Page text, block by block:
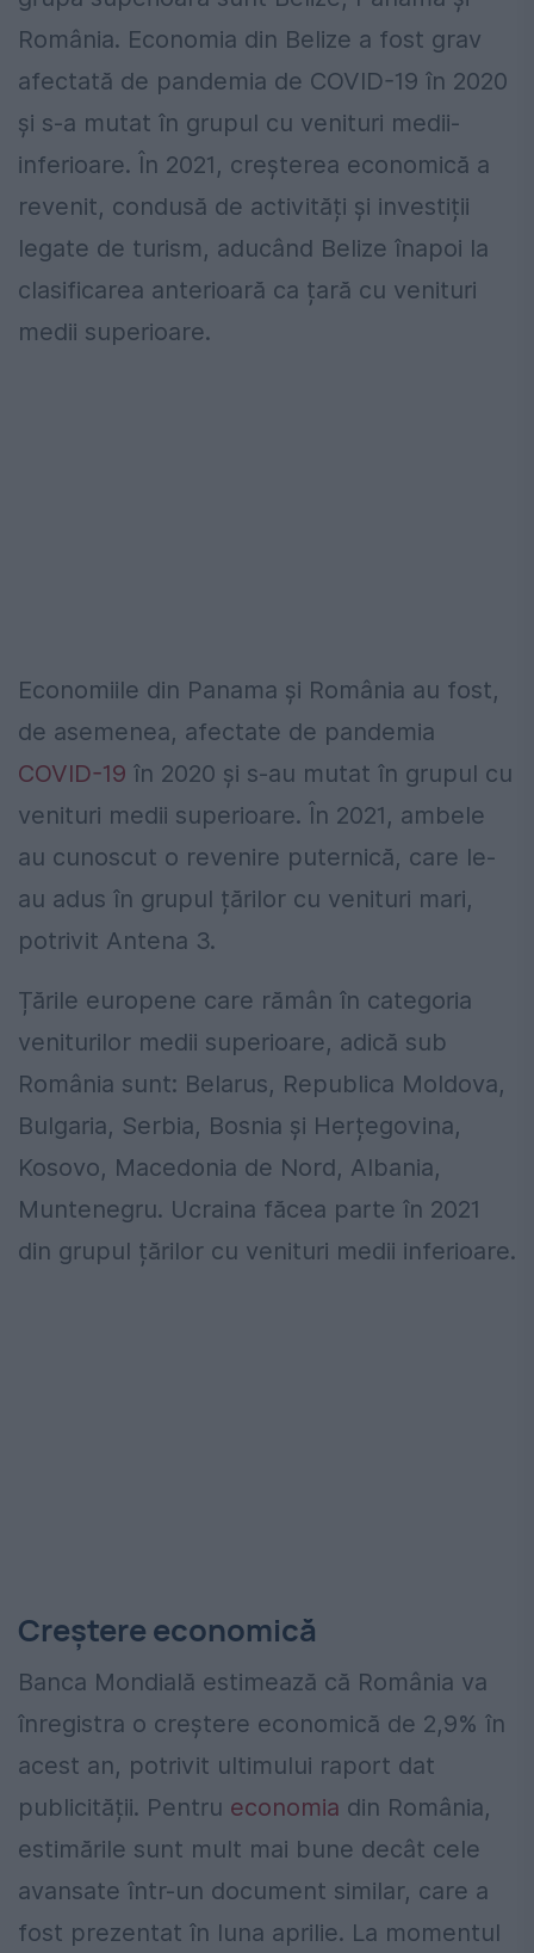
România. Economia din Belize a fost grav
afectată de pandemia de COVID-19 în 2020
și s-a mutat în grupul cu venituri medii-
inferioare. În 2021, creșterea economică a
revenit, condusă de activități și investiții
legate de turism, aducând Belize înapoi la
clasificarea anterioară ca țară cu venituri
medii superioare.
Economiile din Panama și România au fost,
de asemenea, afectate de pandemia
COVID-19 în 2020 și s-au mutat în grupul cu
venituri medii superioare. În 2021, ambele
au cunoscut o revenire puternică, care le-
au adus în grupul țărilor cu venituri mari,
potrivit Antena 3.
Țările europene care rămân în categoria
veniturilor medii superioare, adică sub
România sunt: Belarus, Republica Moldova,
Bulgaria, Serbia, Bosnia și Herțegovina,
Kosovo, Macedonia de Nord, Albania,
Muntenegru. Ucraina făcea parte în 2021
din grupul țărilor cu venituri medii inferioare.
Creștere economică
Banca Mondială estimează că România va
înregistra o creștere economică de 2,9% în
acest an, potrivit ultimului raport dat
publicității. Pentru economia din România,
estimările sunt mult mai bune decât cele
avansate într-un document similar, care a
fost prezentat în luna aprilie. La momentul